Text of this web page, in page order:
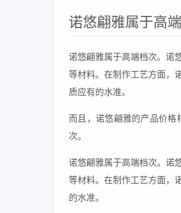
诺悠翩雅属于高
诺悠翩雅属于高端档次。诺
等材料。在制作工艺方面，
质应有的水准。
而且，诺悠翩雅的产品价格
次。
诺悠翩雅属于高端档次。诺
等材料。在制作工艺方面，
的水准。